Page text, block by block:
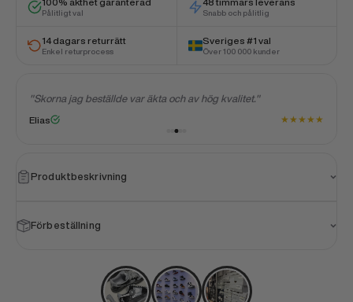
100% äkthet garanterad
Pålitligt val
48 timmars leverans
Snabb och pålitlig
14 dagars returrätt
Enkel returprocess
Sveriges #1 val
Över 100 000 kunder
★★★★
mina frågor och köpet var enkelt."
Produktbeskrivning
Förbeställning